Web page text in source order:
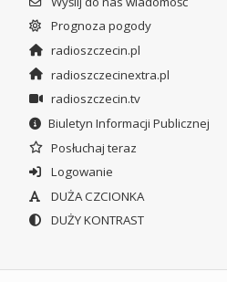
Prognoza pogody
radioszczecin.pl
radioszczecinextra.pl
radioszczecin.tv
Biuletyn Informacji Publicznej
Posłuchaj teraz
Logowanie
DUŻA CZCIONKA
DUŻY KONTRAST